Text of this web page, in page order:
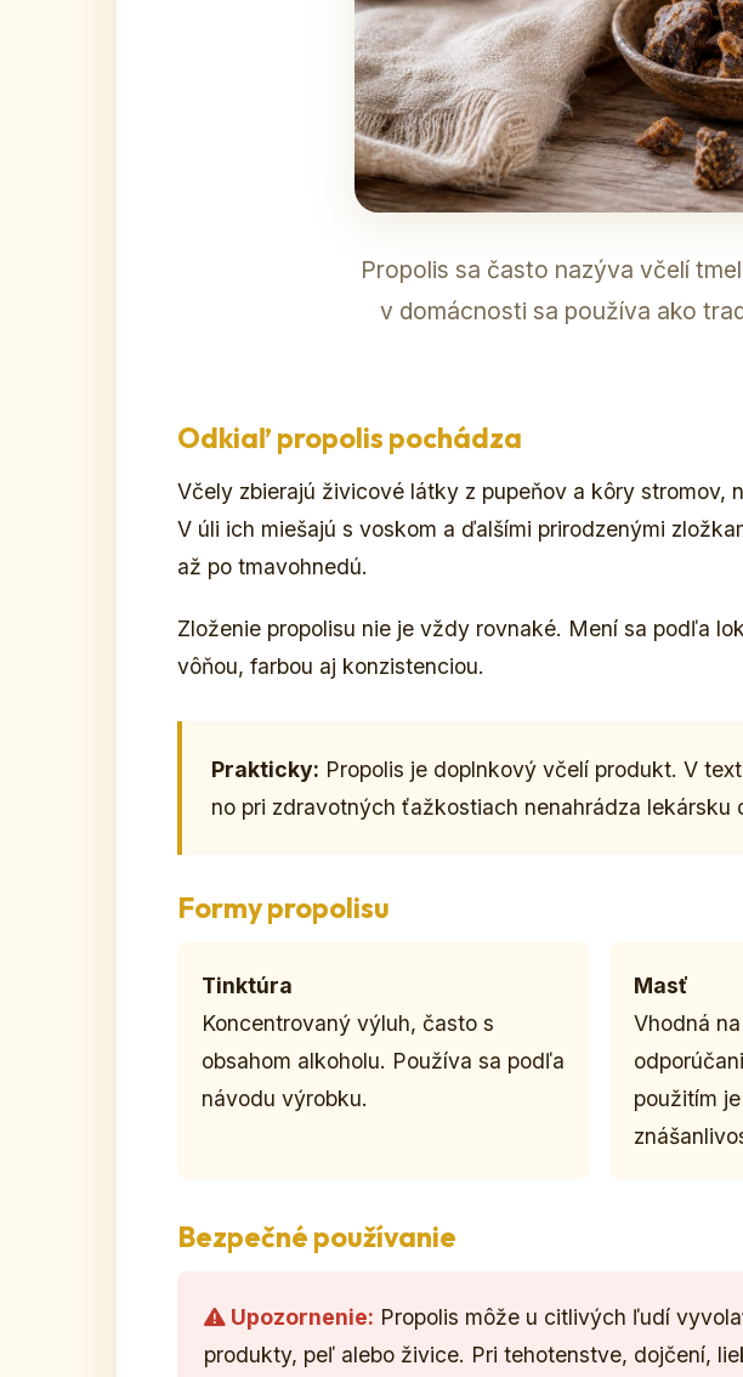
Propolis sa často nazýva včelí
v domácnosti sa používa ako
Odkiaľ propolis pochádza
Včely zbierajú živicové látky z pupeňov a kôry stromov,
V úli ich miešajú s voskom a ďalšími prirodzenými
až po tmavohnedú.
Zloženie propolisu nie je vždy rovnaké. Mení sa podľa
vôňou, farbou aj konzistenciou.
Prakticky: Propolis je doplnkový včelí produkt. V
no pri zdravotných ťažkostiach nenahrádza lekársku
Formy propolisu
Tinktúra
Koncentrovaný výluh, často s
obsahom alkoholu. Používa sa podľa
návodu výrobku.
Masť
Vhodná
použitím
Bezpečné používanie
Upozornenie: Propolis môže u citlivých ľudí
produkty, peľ alebo živice. Pri tehotenstve, dojčení,